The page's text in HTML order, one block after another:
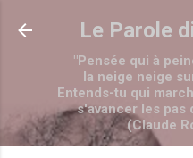
Passa ai
Le Parole
"Pensée qui à
la neige neige
Entends-tu qui
s'avancer les pas
(Claude